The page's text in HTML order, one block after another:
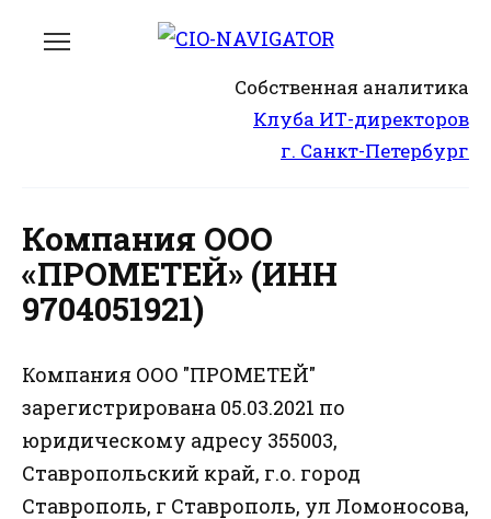
Собственная аналитика
Клуба ИТ-директоров
г. Санкт-Петербург
Компания ООО
«ПРОМЕТЕЙ» (ИНН
9704051921)
Компания ООО "ПРОМЕТЕЙ"
зарегистрирована 05.03.2021 по
юридическому адресу 355003,
Ставропольский край, г.о. город
Ставрополь, г Ставрополь, ул Ломоносова,